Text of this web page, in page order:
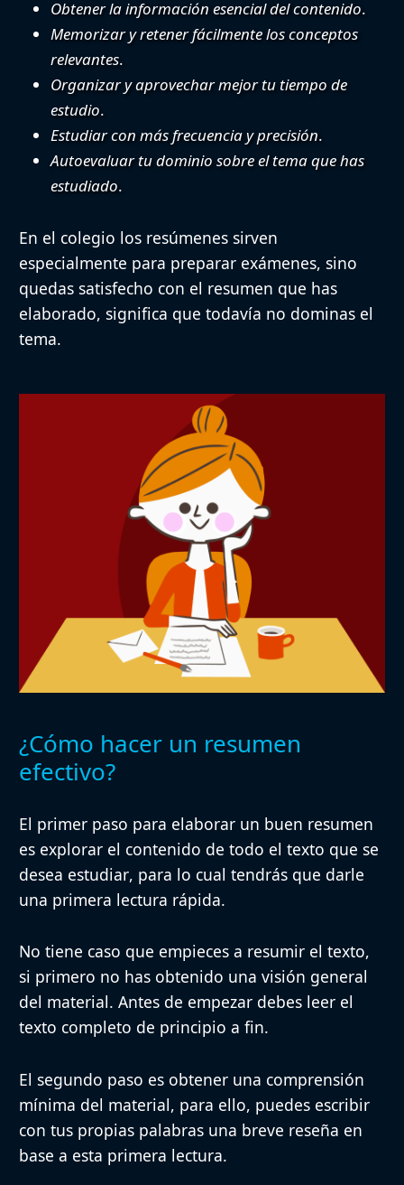
Obtener la información esencial del contenido.
Memorizar y retener fácilmente los conceptos
relevantes.
Organizar y aprovechar mejor tu tiempo de
estudio.
Estudiar con más frecuencia y precisión.
Autoevaluar tu dominio sobre el tema que has
estudiado.
En el colegio los resúmenes sirven
especialmente para preparar exámenes, sino
quedas satisfecho con el resumen que has
elaborado, significa que todavía no dominas el
tema.
¿Cómo hacer un resumen
efectivo?
El primer paso para elaborar un buen resumen
es explorar el contenido de todo el texto que se
desea estudiar, para lo cual tendrás que darle
una primera lectura rápida.
No tiene caso que empieces a resumir el texto,
si primero no has obtenido una visión general
del material. Antes de empezar debes leer el
texto completo de principio a fin.
El segundo paso es obtener una comprensión
mínima del material, para ello, puedes escribir
con tus propias palabras una breve reseña en
base a esta primera lectura.